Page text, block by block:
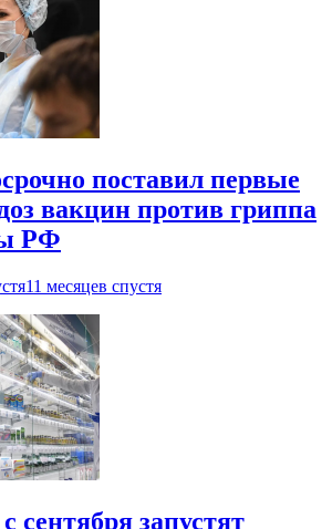
поставил первые
вакцин против гриппа
РФ
11 месяцев спустя
сентября запустят